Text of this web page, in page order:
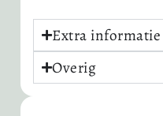
Extra informatie
Overig